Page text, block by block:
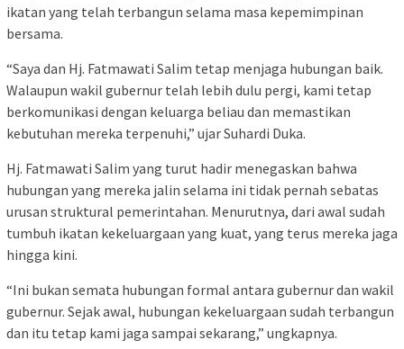
ikatan yang telah terbangun selama masa kepemimpinan
bersama.
“Saya dan Hj. Fatmawati Salim tetap menjaga hubungan baik.
Walaupun wakil gubernur telah lebih dulu pergi, kami tetap
berkomunikasi dengan keluarga beliau dan memastikan
kebutuhan mereka terpenuhi,” ujar Suhardi Duka.
Hj. Fatmawati Salim yang turut hadir menegaskan bahwa
hubungan yang mereka jalin selama ini tidak pernah sebatas
urusan struktural pemerintahan. Menurutnya, dari awal sudah
tumbuh ikatan kekeluargaan yang kuat, yang terus mereka jaga
hingga kini.
“Ini bukan semata hubungan formal antara gubernur dan wakil
gubernur. Sejak awal, hubungan kekeluargaan sudah terbangun
dan itu tetap kami jaga sampai sekarang,” ungkapnya.